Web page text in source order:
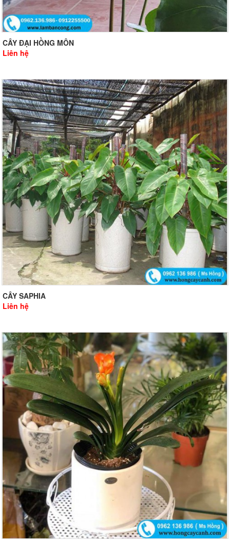
CÂY ĐẠI HỒNG MÔN
Liên hệ
CÂY SAPHIA
Liên hệ